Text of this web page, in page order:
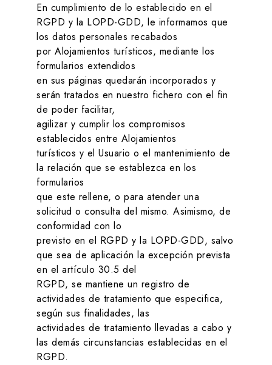
En cumplimiento de lo establecido en el
RGPD y la LOPD-GDD, le informamos que
los datos personales recabados
por Alojamientos turísticos, mediante los
formularios extendidos
en sus páginas quedarán incorporados y
serán tratados en nuestro fichero con el fin
de poder facilitar,
agilizar y cumplir los compromisos
establecidos entre Alojamientos
turísticos y el Usuario o el mantenimiento de
la relación que se establezca en los
formularios
que este rellene, o para atender una
solicitud o consulta del mismo. Asimismo, de
conformidad con lo
previsto en el RGPD y la LOPD-GDD, salvo
que sea de aplicación la excepción prevista
en el artículo 30.5 del
RGPD, se mantiene un registro de
actividades de tratamiento que especifica,
según sus finalidades, las
actividades de tratamiento llevadas a cabo y
las demás circunstancias establecidas en el
RGPD.